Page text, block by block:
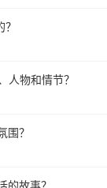
人物和情节？
围？
的故事？